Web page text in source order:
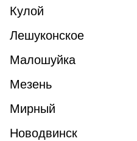
Кулой
Лешуконское
Малошуйка
Мезень
Мирный
Новодвинск